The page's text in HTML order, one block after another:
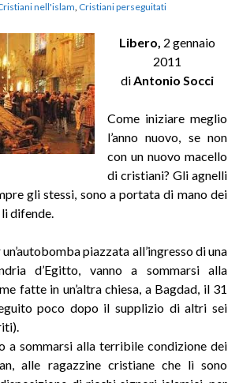
nell'islam Cristiani perseguitati
Libero, 2 gennaio
2011
di Antonio Socci
Come iniziare meglio
l’anno nuovo, se non
con un nuovo macello
di cristiani? Gli agnelli
gli stessi, sono a portata di mano dei
difende.
piazzata all’ingresso di una
d’Egitto, vanno a sommarsi alla
fatte in un’altra chiesa, a Bagdad, il 31
poco dopo il supplizio di altri sei
a sommarsi alla terribile condizione dei
alle ragazzine cristiane che lì sono